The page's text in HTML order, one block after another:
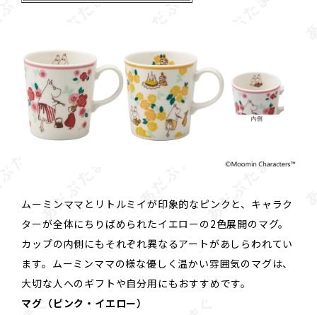
ムーミンママとリトルミイが印象的なピンクと、キャラク
ターが全体にちりばめられたイエローの2色展開のマグ。
カップの内側にもそれぞれ異なるアートがあしらわれてい
ます。ムーミンママの様な優しく温かい雰囲気のマグは、
大切な人へのギフトや自分用にもおすすめです。
マグ（ピンク・イエロー）